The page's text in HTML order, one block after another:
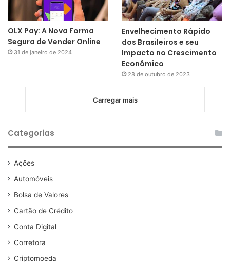
OLX Pay: A Nova Forma
Segura de Vender Online
31 de janeiro de 2024
Envelhecimento Rápido
dos Brasileiros e seu
Impacto no Crescimento
Econômico
28 de outubro de 2023
Carregar mais
Categorias
Ações
Automóveis
Bolsa de Valores
Cartão de Crédito
Conta Digital
Corretora
Criptomoeda